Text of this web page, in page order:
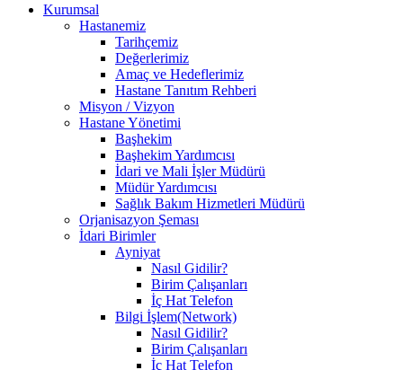
Kurumsal
Hastanemiz
Tarihçemiz
Değerlerimiz
Amaç ve Hedeflerimiz
Hastane Tanıtım Rehberi
Misyon / Vizyon
Hastane Yönetimi
Başhekim
Başhekim Yardımcısı
İdari ve Mali İşler Müdürü
Müdür Yardımcısı
Sağlık Bakım Hizmetleri Müdürü
Orjanisazyon Şeması
İdari Birimler
Ayniyat
Nasıl Gidilir?
Birim Çalışanları
İç Hat Telefon
Bilgi İşlem(Network)
Nasıl Gidilir?
Birim Çalışanları
İç Hat Telefon